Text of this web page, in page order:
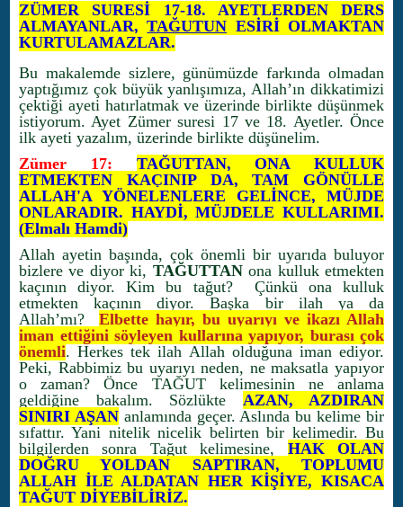
ZÜMER SURESİ 17-18. AYETLERDEN DERS
ALMAYANLAR,TAĞUTUN ESİRİ OLMAKTAN
KURTULAMAZLAR.
Bu makalemde sizlere, günümüzde farkında olmadan
yaptığımız çok büyük yanlışımıza, Allah’ın dikkatimizi
çektiği ayeti hatırlatmak ve üzerinde birlikte düşünmek
istiyorum. Ayet Zümer suresi 17 ve 18. Ayetler. Önce
ilk ayeti yazalım, üzerinde birlikte düşünelim.
Zümer 17: TAĞUTTAN, ONA KULLUK
ETMEKTEN KAÇINIP DA, TAM GÖNÜLLE
ALLAH'A YÖNELENLERE GELİNCE, MÜJDE
ONLARADIR. HAYDİ, MÜJDELE KULLARIMI.
(Elmalı Hamdi)
Allah ayetin başında, çok önemli bir uyarıda buluyor
bizlere ve diyor ki, TAĞUTTANona kulluk etmekten
kaçının diyor. Kim bu tağut? Çünkü ona kulluk
etmekten kaçının diyor. Başka bir ilah ya da
Allah’mı? Elbette hayır, bu uyarıyı ve ikazı Allah
iman ettiğini söyleyen kullarına yapıyor, burası çok
önemli. Herkes tek ilah Allah olduğuna iman ediyor.
Peki, Rabbimiz bu uyarıyı neden, ne maksatla yapıyor
o zaman? Önce TAĞUT kelimesinin ne anlama
geldiğine bakalım. Sözlükte AZAN, AZDIRAN
SINIRI AŞANanlamında geçer. Aslında bu kelime bir
sıfattır. Yani nitelik nicelik belirten bir kelimedir. Bu
bilgilerden sonra Tağut kelimesine, HAK OLAN
DOĞRU YOLDAN SAPTIRAN, TOPLUMU
ALLAH İLE ALDATAN HER KİŞİYE, KISACA
TAĞUT DİYEBİLİRİZ.